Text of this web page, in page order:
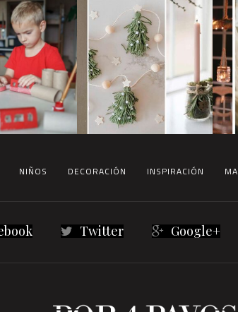
NIÑOS DECORACIÓN INSPIRACIÓN
Twitter Google+